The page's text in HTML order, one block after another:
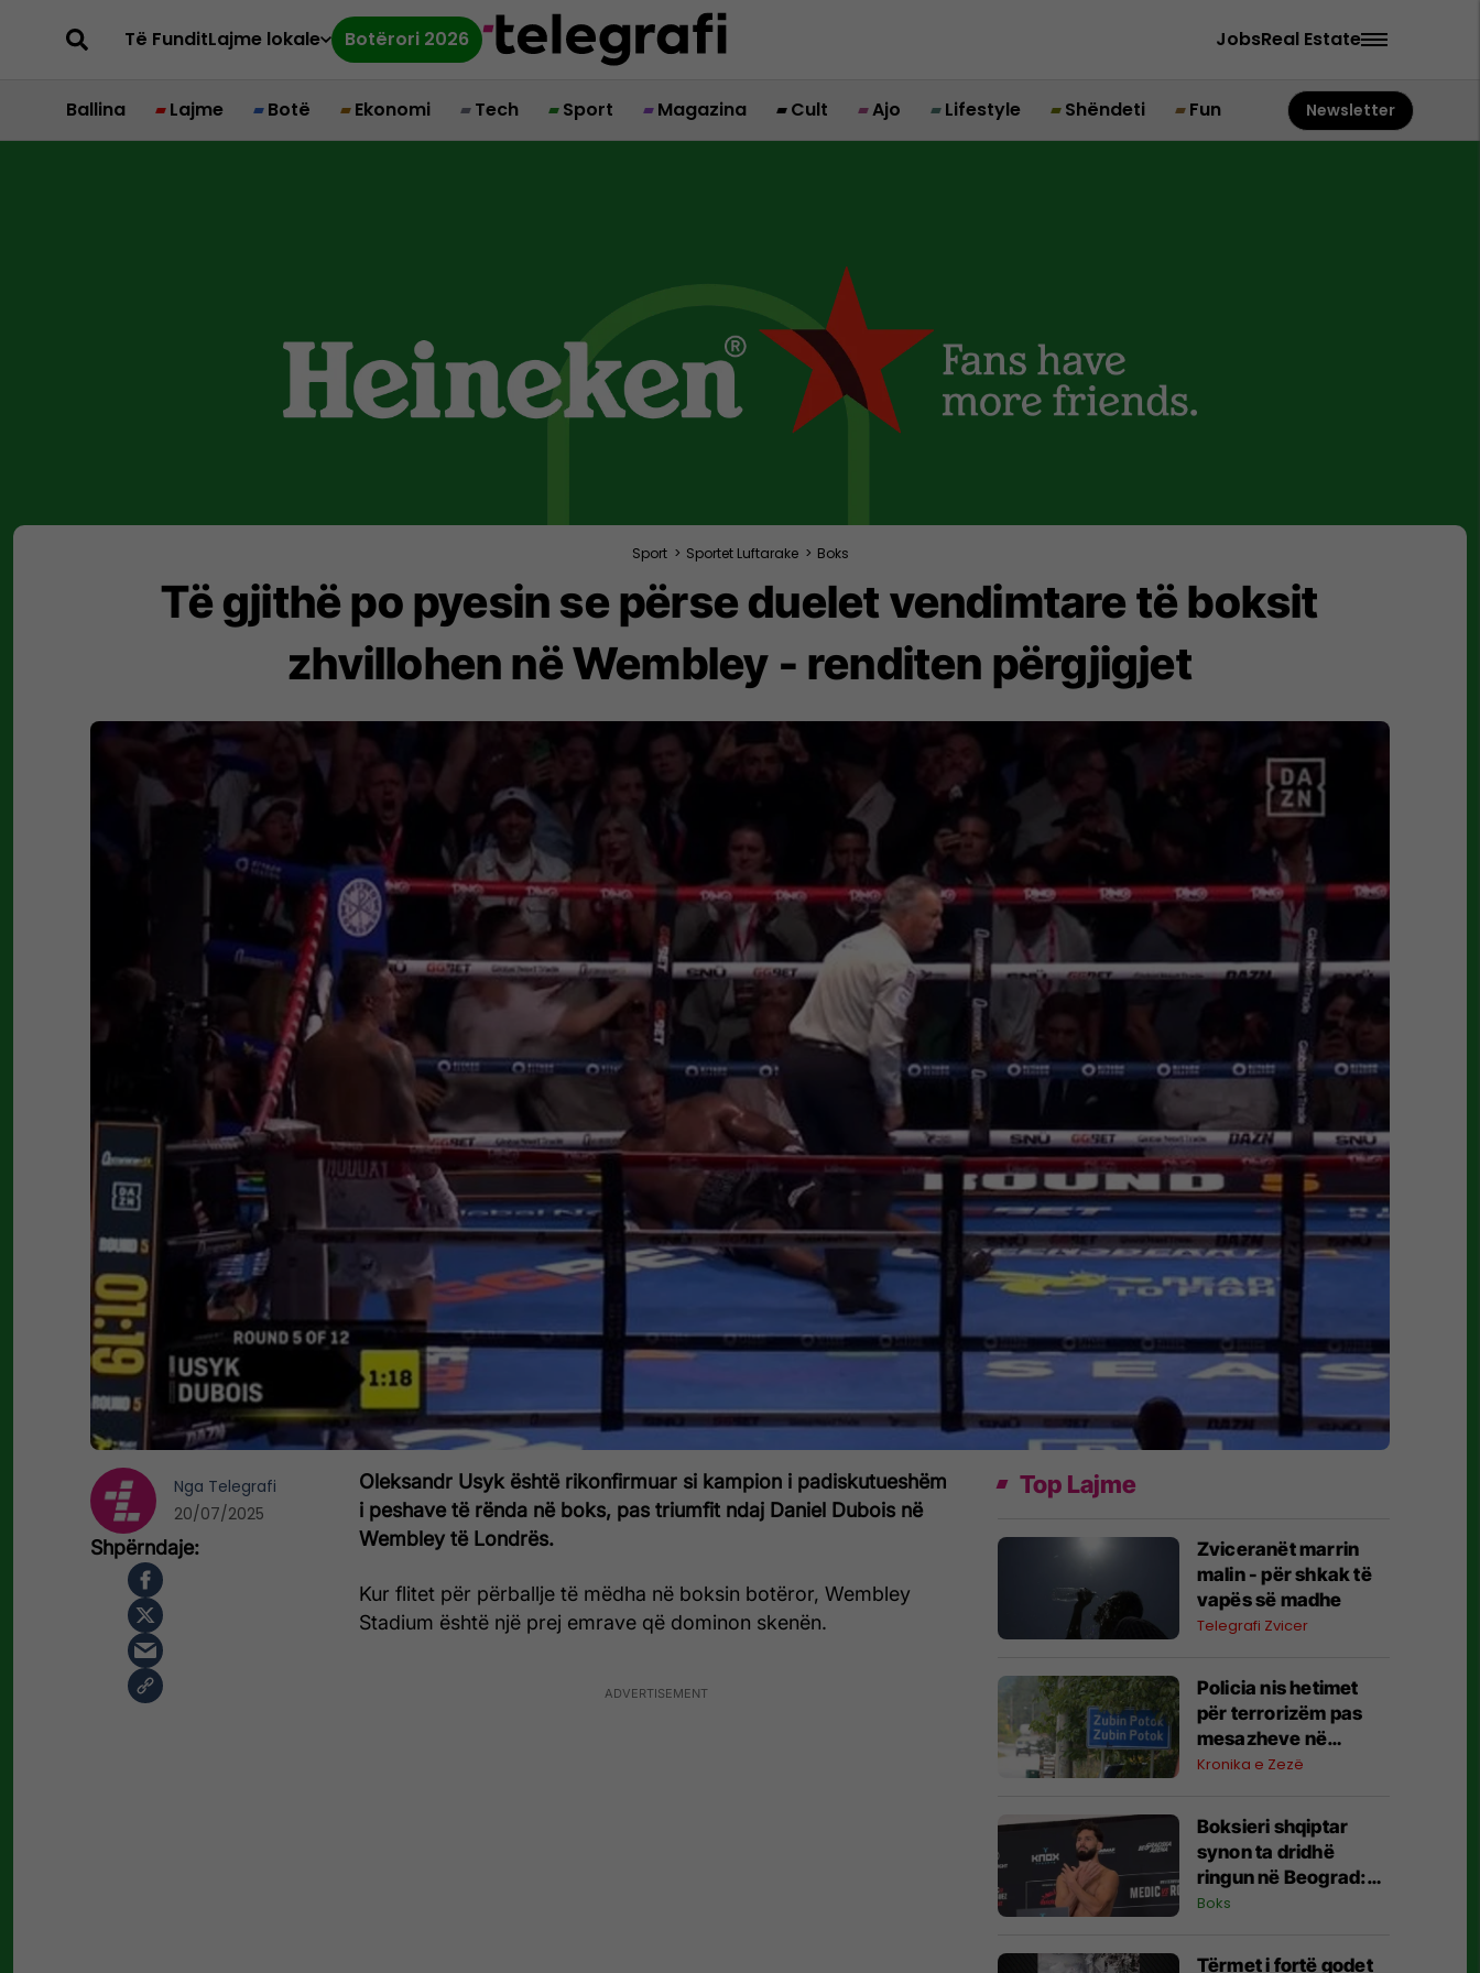
Të FunditLajme lokale Botërori 2026 JobsReal Estate
Ballina Lajme Botë Ekonomi Tech Sport Magazina Cult Ajo Lifestyle Shëndeti Fun Newsletter
Sport > Sportet Luftarake > Boks
Të gjithë po pyesin se përse duelet vendimtare të boksit
zhvillohen në Wembley - renditen përgjigjet
Oleksandr Usyk është rikonfirmuar si kampion i padiskutueshëm
i peshave të rënda në boks, pas triumfit ndaj Daniel Dubois në
Wembley të Londrës.
Kur flitet për përballje të mëdha në boksin botëror, Wembley
Stadium është një prej emrave që dominon skenën.
Nga Telegrafi
20/07/2025
Top Lajme
Zviceranët marrin
malin - për shkak të
vapës së madhe
Telegrafi Zvicer
Policia nis hetimet
për terrorizëm pas
mesazheve në
Zubin-Potok
Kronika e Zezë
Boksieri shqiptar
synon ta dridhë
ringun në Beograd:
Jam gati, Zoti e
Boks
Tërmet i fortë godet